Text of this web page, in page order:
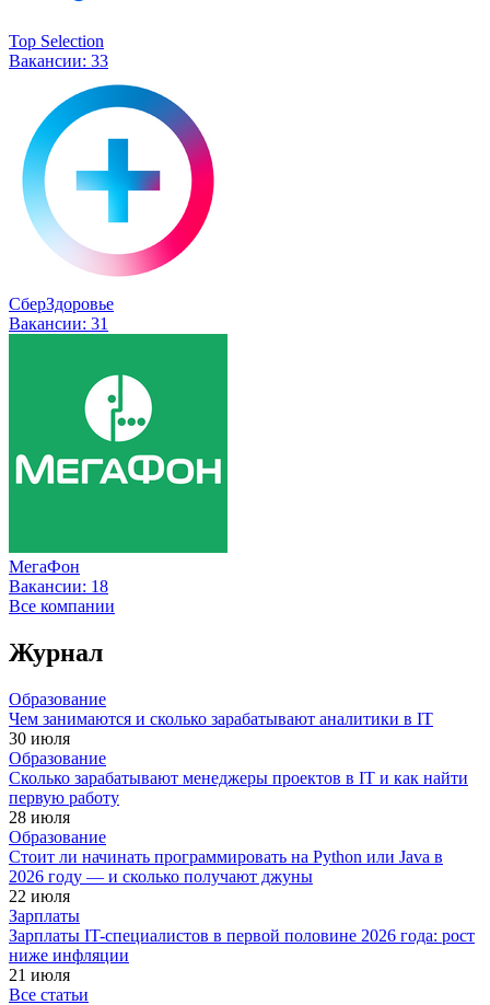
Top Selection
Вакансии: 33
СберЗдоровье
Вакансии: 31
МегаФон
Вакансии: 18
Все компании
Журнал
Образование
Чем занимаются и сколько зарабатывают аналитики в IT
30 июля
Образование
Сколько зарабатывают менеджеры проектов в IT и как найти
первую работу
28 июля
Образование
Стоит ли начинать программировать на Python или Java в
2026 году — и сколько получают джуны
22 июля
Зарплаты
Зарплаты IT-специалистов в первой половине 2026 года: рост
ниже инфляции
21 июля
Все статьи